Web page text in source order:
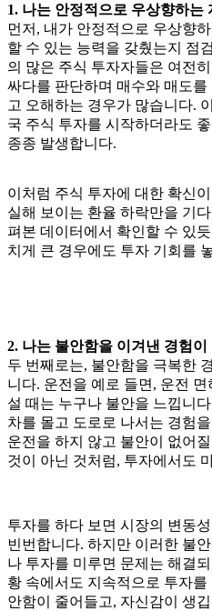
1. 나는 안정적으로 우상향하는
먼저, 내가 안정적으로 우상향
할 수 있는 능력을 갖췄는지 점
의 많은 주식 투자자들은 여전
싸다를 판단하며 매수와 매도
고 오해하는 경우가 많습니다.
국 주식 투자를 시작하더라도
종종 발생합니다.
이처럼 주식 투자에 대한 확신
실해 보이는 환율 하락만을 기
펴본 데이터에서 확인할 수 있
치게 큰 경우에도 투자 기회를
2. 나는 불안함을 이겨낸 경험이
두 번째로는, 불안함을 극복한
니다. 운전을 예로 들면, 운전
설 때는 누구나 불안을 느낍니
차를 몰고 도로로 나서는 경험
운전을 하지 않고 불안이 없어
것이 아닌 것처럼, 투자에서도
투자를 하다 보면 시장의 변동
빈번합니다. 하지만 이러한 불
나 투자를 미루면 문제는 해결
황 속에서도 지속적으로 투자
안함이 줄어들고, 자신감이 생